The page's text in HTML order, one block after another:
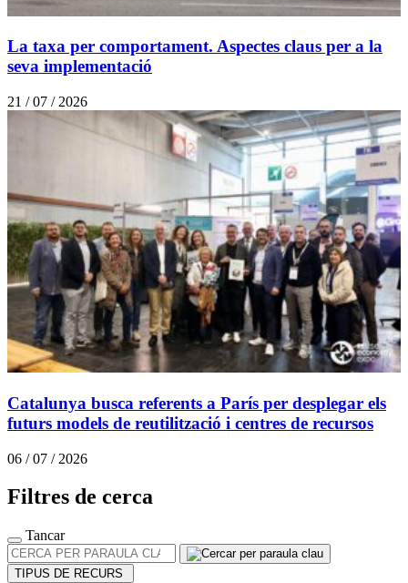
La taxa per comportament. Aspectes claus per a la
seva implementació
21 / 07 / 2026
Catalunya busca referents a París per desplegar els
futurs models de reutilització i centres de recursos
06 / 07 / 2026
Filtres de cerca
Tancar
CERCA
PER
TIPUS DE RECURS